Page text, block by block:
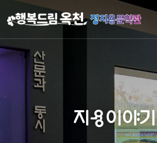
정지용문학관
지용이야기